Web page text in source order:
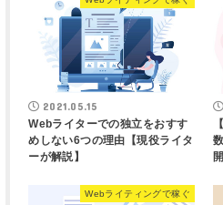
2021.05.15
Webライターでの独立をおすす
めしない6つの理由【現役ライタ
ーが解説】
Webライティングで稼ぐ